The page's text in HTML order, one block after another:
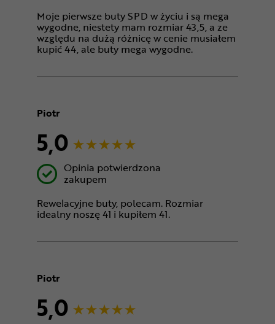
Moje pierwsze buty SPD w życiu i są mega
wygodne, niestety mam rozmiar 43,5, a ze
względu na dużą różnicę w cenie musiałem
kupić 44, ale buty mega wygodne.
Piotr
5,0
Opinia potwierdzona
zakupem
Rewelacyjne buty, polecam. Rozmiar
idealny noszę 41 i kupiłem 41.
Piotr
5,0